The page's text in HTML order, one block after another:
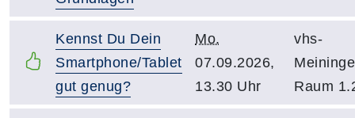
Kennst Du Dein
Smartphone/Tablet
gut genug?
Mo.
07.09.2026,
13.30 Uhr
vhs-
Raum